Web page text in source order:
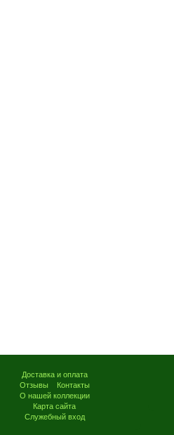
Доставка и оплата
Отзывы
Контакты
О нашей коллекции
Карта сайта
Служебный вход